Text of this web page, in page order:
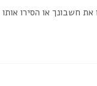
חשבונך או הסירו אותו